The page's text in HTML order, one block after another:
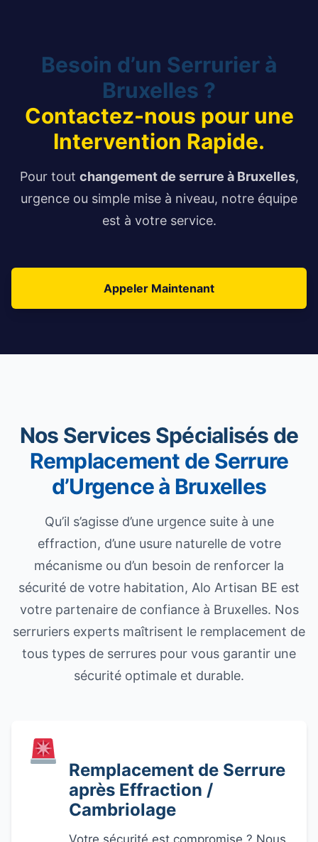
Besoin d’un Serrurier à
Bruxelles ?
Contactez-nous pour une
Intervention Rapide.
Pour tout changement de serrure à Bruxelles,
urgence ou simple mise à niveau, notre équipe
est à votre service.
Appeler Maintenant
Nos Services Spécialisés de
Remplacement de Serrure
d’Urgence à Bruxelles
Qu’il s’agisse d’une urgence suite à une
effraction, d’une usure naturelle de votre
mécanisme ou d’un besoin de renforcer la
sécurité de votre habitation, Alo Artisan BE est
votre partenaire de confiance à Bruxelles. Nos
serruriers experts maîtrisent le remplacement de
tous types de serrures pour vous garantir une
sécurité optimale et durable.
Remplacement de Serrure
après Effraction /
Cambriolage
Votre sécurité est compromise ? Nous